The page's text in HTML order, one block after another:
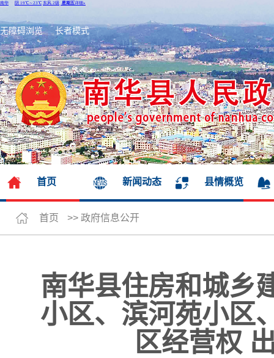
无障碍浏览 长者模式
首页 新闻动态 县情概览
首页 >> 政府信息公开
南华县住房和城乡
小区、滨河苑小区
区经营权